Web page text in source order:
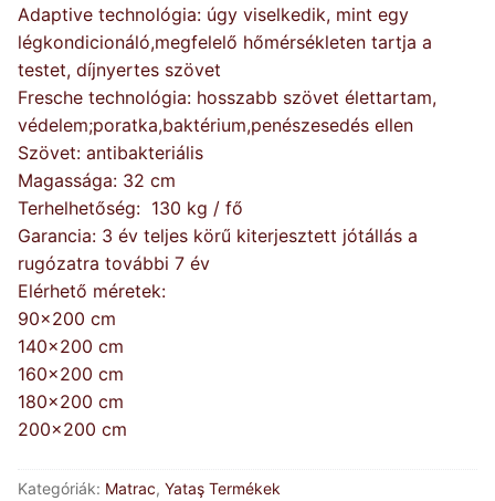
Adaptive technológia: úgy viselkedik, mint egy
légkondicionáló,megfelelő hőmérsékleten tartja a
testet, díjnyertes szövet
Fresche technológia: hosszabb szövet élettartam,
védelem;poratka,baktérium,penészesedés ellen
Szövet: antibakteriális
Magassága: 32 cm
Terhelhetőség: 130 kg / fő
Garancia: 3 év teljes körű kiterjesztett jótállás a
rugózatra további 7 év
Elérhető méretek:
90×200 cm
140×200 cm
160×200 cm
180×200 cm
200×200 cm
Kategóriák: Matrac, Yataş Termékek